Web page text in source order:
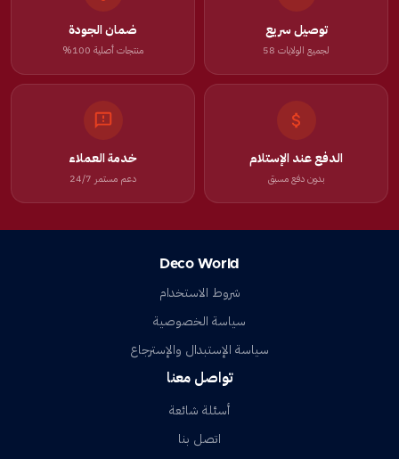
توصيل سريع
لجميع الولايات 58
ضمان الجودة
منتجات أصلية 100%
الدفع عند الإستلام
بدون دفع مسبق
خدمة العملاء
دعم مستمر 24/7
Deco World
شروط الاستخدام
سياسة الخصوصية
سياسة الإستبدال والإسترجاع
تواصل معنا
أسئلة شائعة
اتصل بنا